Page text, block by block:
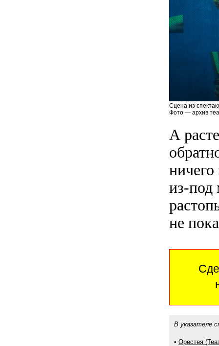
Сцена из
Фото — архив
А
ничего
из-под
не
В указателе
• Орестея